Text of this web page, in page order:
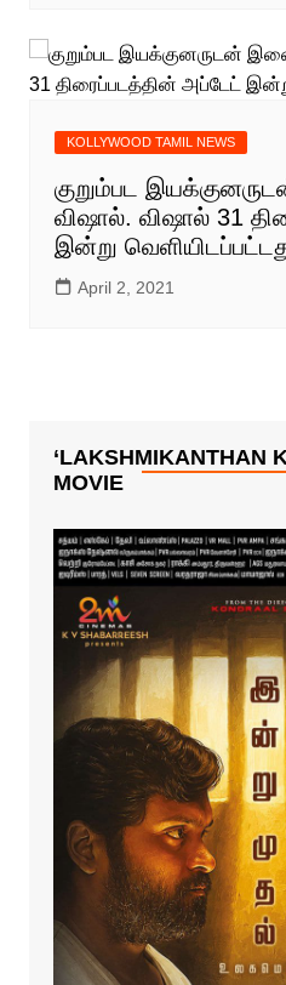
KOLLYWOOD TAMIL NEWS
குறும்பட
விஷால். விஷால் 31
இன்று
April 2, 2021
‘LAKSHMIKANTHAN
MOVIE